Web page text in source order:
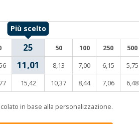
25 50 100 250 500
11,01 8,13 7,00 6,15 5,75
15,42 10,37 8,44 7,06 6,48
in base alla personalizzazione.